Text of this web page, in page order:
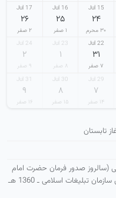
15 Jul
۲۴
۳۰ محرم
16 Jul
۲۵
۱ صفر
17 Jul
۲۶
۲ صفر
22 Jul
۳۱
۷ صفر
23 Jul
۱
۸ صفر
24 Jul
۲
۹ صفر
29 Jul
۷
۱۴ صفر
30 Jul
۸
۱۵ صفر
31 Jul
۹
۱۶ صفر
تابستان
(سالروز صدور فرمان حضرت امام
خمینی (ره) مبنی بر تأسیس سازمان تبلیغات اسلامی ـ 1360 هـ